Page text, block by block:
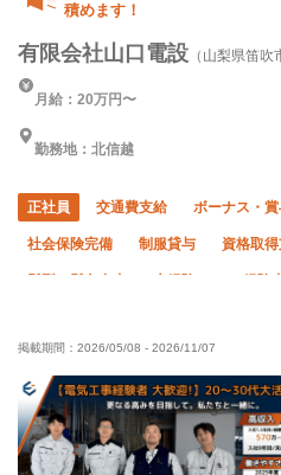
積めます！
有限会社山口電設 （山梨県笛吹
月給：20万円〜
勤務地：北信越
正社員 交通費支給 ボーナス・賞
社会保険完備 制服貸与 資格取得
掲載期間： 2026/05/08 - 2026/11/07